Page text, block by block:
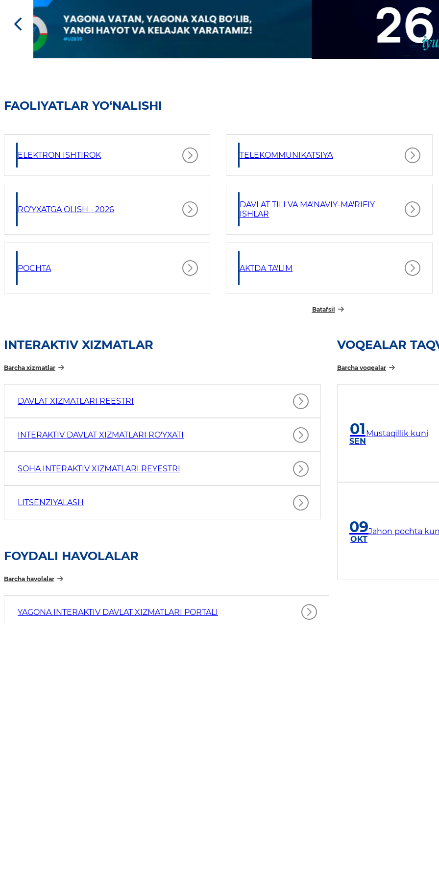
FAOLIYATLAR YO‘NALISHI
ELEKTRON ISHTIROK TELEKOMMUNIKATSIYA
RO‘YXATGA OLISH - 2026
DAVLAT TILI VA MA'NAVIY-MA'RIFIY
ISHLAR
POCHTA AKTDA TA'LIM
Batafsil
INTERAKTIV XIZMATLAR
Barcha xizmatlar
DAVLAT XIZMATLARI REESTRI
INTERAKTIV DAVLAT XIZMATLARI RO'YXATI
SOHA INTERAKTIV XIZMATLARI REYESTRI
LITSENZIYALASH
VOQEALAR
Barcha voqealar
01
SEN
Mustaqillik kuni
09
OKT
Jahon pochta
FOYDALI HAVOLALAR
Barcha havolalar
YAGONA INTERAKTIV DAVLAT XIZMATLARI PORTALI